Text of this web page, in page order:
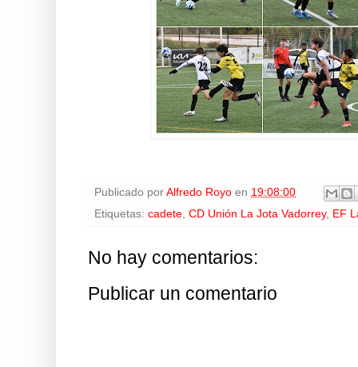
Publicado por Alfredo Royo en 19:08:00
Etiquetas: cadete CD Unión La Jota Vadorrey, EF
No hay comentarios:
Publicar un comentario